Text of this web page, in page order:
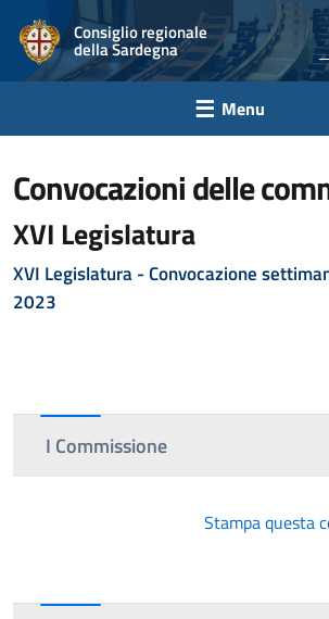
Consiglio regionale
della Sardegna
Menu
convocazioni delle
XVI Legislatura
XVI Legislatura - Convocazione
2023
I Commissione
Stampa questa